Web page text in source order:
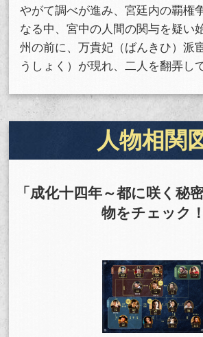
やがて調べが進み、宮廷内の覇権
なる中、宮中の人間の関与を疑い
州の前に、万貴妃（ばんきひ）派
うしょく）が現れ、二人を翻弄し
人物相関
「成化十四年～都に咲く秘
物をチェック！